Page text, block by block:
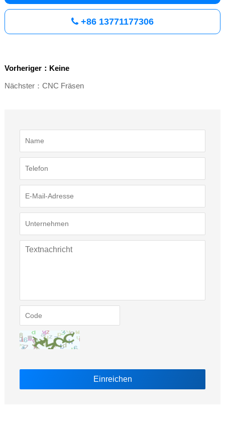
+86 13771177306
Vorheriger：Keine
Nächster：CNC Fräsen